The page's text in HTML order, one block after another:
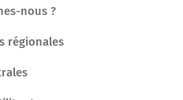
nous ?
régionales